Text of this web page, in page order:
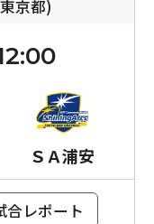
京都)
ＳＡ浦安
合レポート